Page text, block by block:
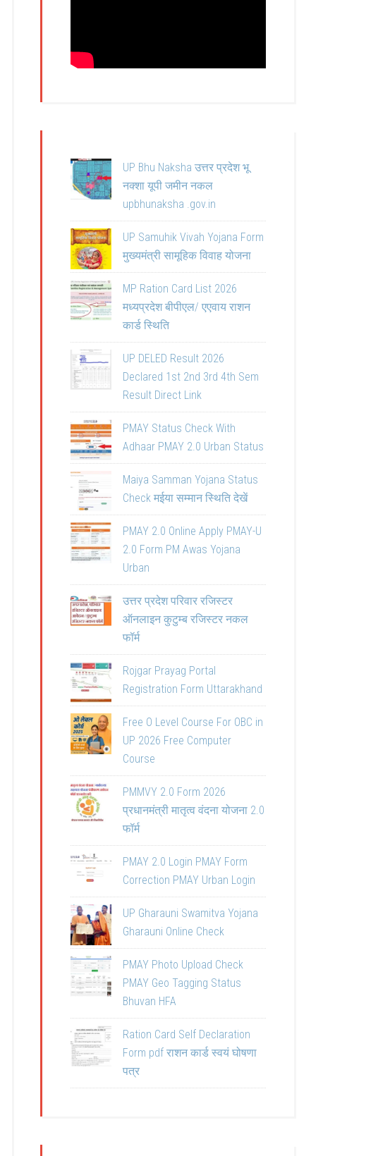
UP Bhu Naksha उत्तर प्रदेश भू
नक्शा यूपी जमीन नकल
upbhunaksha .gov.in
UP Samuhik Vivah Yojana Form
मुख्यमंत्री सामूहिक विवाह योजना
MP Ration Card List 2026
मध्यप्रदेश बीपीएल/ एएवाय राशन
कार्ड स्थिति
UP DELED Result 2026
Declared 1st 2nd 3rd 4th Sem
Result Direct Link
PMAY Status Check With
Adhaar PMAY 2.0 Urban Status
Maiya Samman Yojana Status
Check मईया सम्मान स्थिति देखें
PMAY 2.0 Online Apply PMAY-U
2.0 Form PM Awas Yojana
Urban
उत्तर प्रदेश परिवार रजिस्टर
ऑनलाइन कुटुम्ब रजिस्टर नकल
फॉर्म
Rojgar Prayag Portal
Registration Form Uttarakhand
Free O Level Course For OBC in
UP 2026 Free Computer
Course
PMMVY 2.0 Form 2026
प्रधानमंत्री मातृत्व वंदना योजना 2.0
फॉर्म
PMAY 2.0 Login PMAY Form
Correction PMAY Urban Login
UP Gharauni Swamitva Yojana
Gharauni Online Check
PMAY Photo Upload Check
PMAY Geo Tagging Status
Bhuvan HFA
Ration Card Self Declaration
Form pdf राशन कार्ड स्वयं घोषणा
पत्र